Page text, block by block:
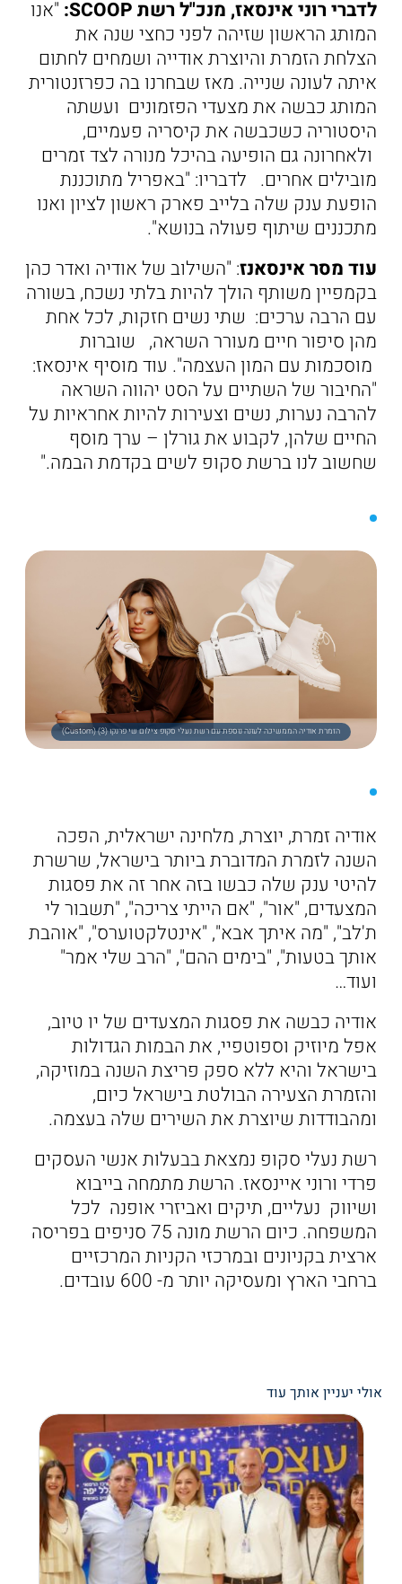
לדברי רוני אינסאז, מנכ"ל רשת SCOOP:
"אנו
המותג הראשון שזיהה לפני כחצי שנה את
הצלחת הזמרת והיוצרת אודייה ושמחים לחתום
איתה לעונה שנייה. מאז שבחרנו בה כפרזנטורית
המותג כבשה את מצעדי הפזמונים ועשתה
היסטוריה כשכבשה את קיסריה פעמיים,
ולאחרונה גם הופיעה בהיכל מנורה לצד זמרים
מובילים אחרים. לדבריו: "באפריל מתוכננת
הופעת ענק שלה בלייב פארק ראשון לציון ואנו
מתכננים שיתוף פעולה בנושא".
עוד מסר אינסאנז: "השילוב של אודיה ואדר כהן
בקמפיין משותף הולך להיות בלתי נשכח, בשורה
עם הרבה ערכים: שתי נשים חזקות, לכל אחת
מהן סיפור חיים מעורר השראה, שוברות
מוסכמות עם המון העצמה". עוד מוסיף אינסאז:
"החיבור של השתיים על הסט יהווה השראה
להרבה נערות, נשים וצעירות להיות אחראיות על
החיים שלהן, לקבוע את גורלן – ערך מוסף
שחשוב לנו ברשת סקופ לשים בקדמת הבמה."
הזמרת אודיה הממשיכה לעונה נוספת עם רשת נעלי סקופ צילום שי פרנקו (3) (Custom)
אודיה זמרת, יוצרת, מלחינה ישראלית, הפכה
השנה לזמרת המדוברת ביותר בישראל, שרשרת
להיטי ענק שלה כבשו בזה אחר זה את פסגות
המצעדים, "אור", "אם הייתי צריכה", "תשבור לי
ת'לב", "מה איתך אבא", "אינטלקטוערס", "אוהבת
אותך בטעות", "בימים ההם", "הרב שלי אמר"
ועוד…
אודיה כבשה את פסגות המצעדים של יו טיוב,
אפל מיוזיק וספוטפיי, את הבמות הגדולות
בישראל והיא ללא ספק פריצת השנה במוזיקה,
והזמרת הצעירה הבולטת בישראל כיום,
ומהבודדות שיוצרת את השירים שלה בעצמה.
רשת נעלי סקופ נמצאת בבעלות אנשי העסקים
פרדי ורוני איינסאז. הרשת מתמחה בייבוא
ושיווק נעליים, תיקים ואביזרי אופנה לכל
המשפחה. כיום הרשת מונה 75 סניפים בפריסה
ארצית בקניונים ובמרכזי הקניות המרכזיים
ברחבי הארץ ומעסיקה יותר מ- 600 עובדים.
אולי יעניין אותך עוד